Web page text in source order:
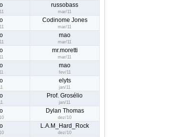
russobass
mar/11
Codinome Jones
mar/11
mao
mar/11
mr.moretti
mar/11
mao
fev/11
elyts
jan/11
Prof. Grosélio
jan/11
Dylan Thomas
dez/10
L.A.M_Hard_Rock
dez/10